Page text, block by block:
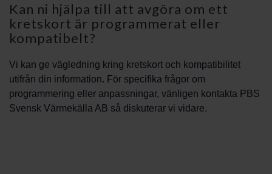
Kan ni hjälpa till att avgöra om ett
kretskort är programmerat eller
kompatibelt?
Vi kan ge vägledning kring kretskort och kompatibilitet
utifrån din information. För specifika frågor om
programmering eller anpassningar, vänligen kontakta PBS
Svensk Värmekälla AB så diskuterar vi vidare.